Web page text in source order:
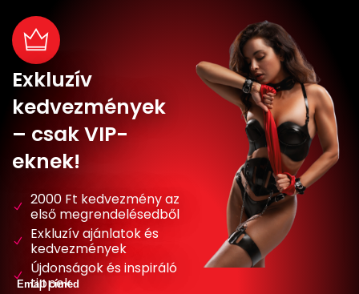
Exkluzív
kedvezmények
– csak VIP-
eknek!
2000 Ft kedvezmény az
első megrendelésedből
Exkluzív ajánlatok és
kedvezmények
Újdonságok és inspiráló
tippek
Email címed